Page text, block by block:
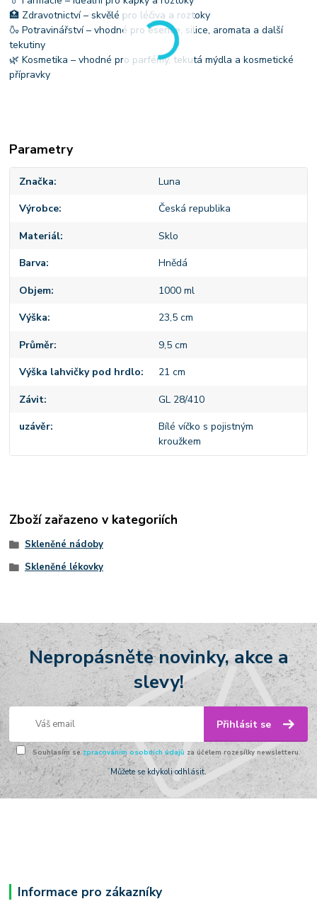
🏥 Zdravotnictví – skvělé pro léčiva a roztoky
🍶 Potravinářství – vhodné pro esence, silice, aromata a další
tekutiny
🌿 Kosmetika – vhodné pro parfémy, tekutá mýdla a kosmetické
přípravky
Parametry
Značka Luna
Výrobce Česká republika
Materiál Sklo
Barva Hnědá
Objem 1000 ml
Výška 23,5 cm
Průměr 9,5 cm
Výška lahvičky pod hrdlo 21 cm
Závit GL 28/410
uzávěr
Bílé víčko s pojistným
kroužkem
Zboží zařazeno v kategoriích
Skleněné nádoby
Skleněné lékovky
Nepropásněte novinky, akce a
slevy!
Přihlásit se
Souhlasím se zpracováním osobních údajů za účelem rozesílky newsletteru.
Můžete se kdykoli odhlásit.
Informace pro zákazníky